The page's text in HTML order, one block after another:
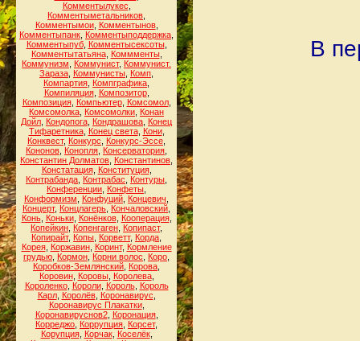
Комментылукес
Комментыметальников
Комментымои, Комментынов,
Комментыпанк Комментыподдержка
Комментыпуб, Комментысексоты,
Комментытатьяна, Коммменты,
Коммунизм
Коммунист, Коммунист.
Зараза Коммунисты Комп
Компартия Компграфика
Компиляция, Композитор,
Композиция, Компьютер, Комсомол,
Комсомолка Комсомолки Конан
Дойл Кондопога Кондрашова Конец
Тифаретника, Конец света, Кони,
Конквест, Конкурс Конкурс-Эссе
Кононов Конопля Консерватория
Константин Долматов Константинов
Констатация, Конституция,
Контрабанда Контрабас Контуры
Конференции Конфеты
Конформизм
Конфуций Концевич
Концерт, Концлагерь Кончаловский
Конь, Коньки, Конёнков, Кооперация,
Копейкин Копенгаген Копипаст,
Копирайт, Копы Корветт, Корда
Корея, Коржавин, Коринт, Кормление
грудью Кормон Корни волос Коро
Коробков-Землянский Корова
Коровин, Коровы, Королева,
Короленко, Короли, Король, Король
Карл, Королёв, Коронавирус
Коронавирус Плакатки,
Коронавируснов2, Коронация,
Корреджо Коррупция Корсет,
Корупция, Корчак, Коселёк,
В